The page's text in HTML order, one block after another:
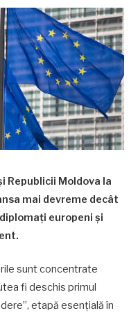
Republicii Moldova la
mai devreme decât
europeni și
sunt concentrate
fi deschis primul
etapă esențială în